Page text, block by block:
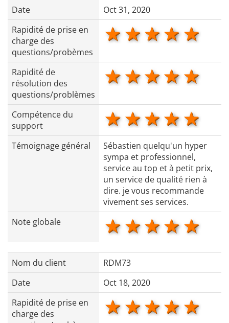
Date
Oct 31, 2020
Rapidité de prise en
charge des
questions/probèmes
4
3 stars
2 stars
1 star
Rapidité de
résolution des
questions/problèmes
4
3 stars
2 stars
1 star
Compétence du
support
4
3 stars
2 stars
1 star
Témoignage général
Sébastien quelqu'un hyper
sympa et professionnel,
service au top et à petit prix,
un service de qualité rien à
dire. je vous recommande
vivement ses services.
Note globale
4
3 stars
2 stars
1 star
Nom du client
RDM73
Date
Oct 18, 2020
Rapidité de prise en
charge des
4
3 stars
2 stars
1 star